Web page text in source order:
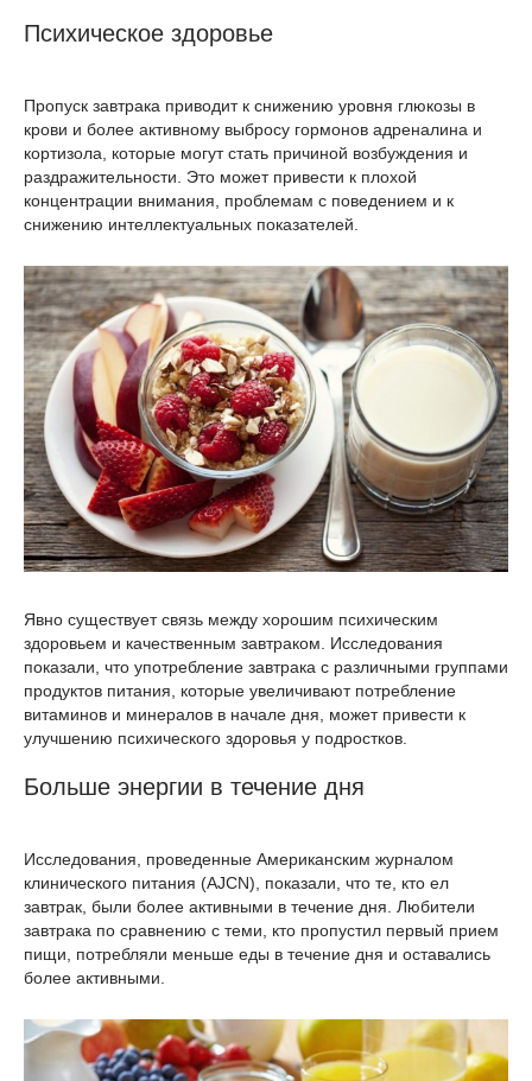
Психическое здоровье
Пропуск завтрака приводит к снижению уровня глюкозы в
крови и более активному выбросу гормонов адреналина и
кортизола, которые могут стать причиной возбуждения и
раздражительности. Это может привести к плохой
концентрации внимания, проблемам с поведением и к
снижению интеллектуальных показателей.
Явно существует связь между хорошим психическим
здоровьем и качественным завтраком. Исследования
показали, что употребление завтрака с различными группами
продуктов питания, которые увеличивают потребление
витаминов и минералов в начале дня, может привести к
улучшению психического здоровья у подростков.
Больше энергии в течение дня
Исследования, проведенные Американским журналом
клинического питания (AJCN), показали, что те, кто ел
завтрак, были более активными в течение дня. Любители
завтрака по сравнению с теми, кто пропустил первый прием
пищи, потребляли меньше еды в течение дня и оставались
более активными.